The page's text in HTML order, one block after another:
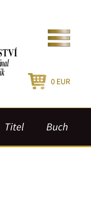
0 EUR
Titel Buch